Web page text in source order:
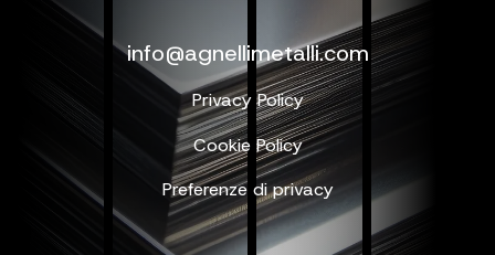
info@agnellimetalli.com
Privacy Policy
Cookie Policy
Preferenze di privacy